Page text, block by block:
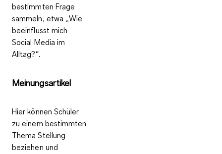
bestimmten Frage
sammeln, etwa „Wie
beeinflusst mich
Social Media im
Alltag?“.
Meinungsartikel
Hier können Schüler
zu einem bestimmten
ThemaStellung
beziehen und